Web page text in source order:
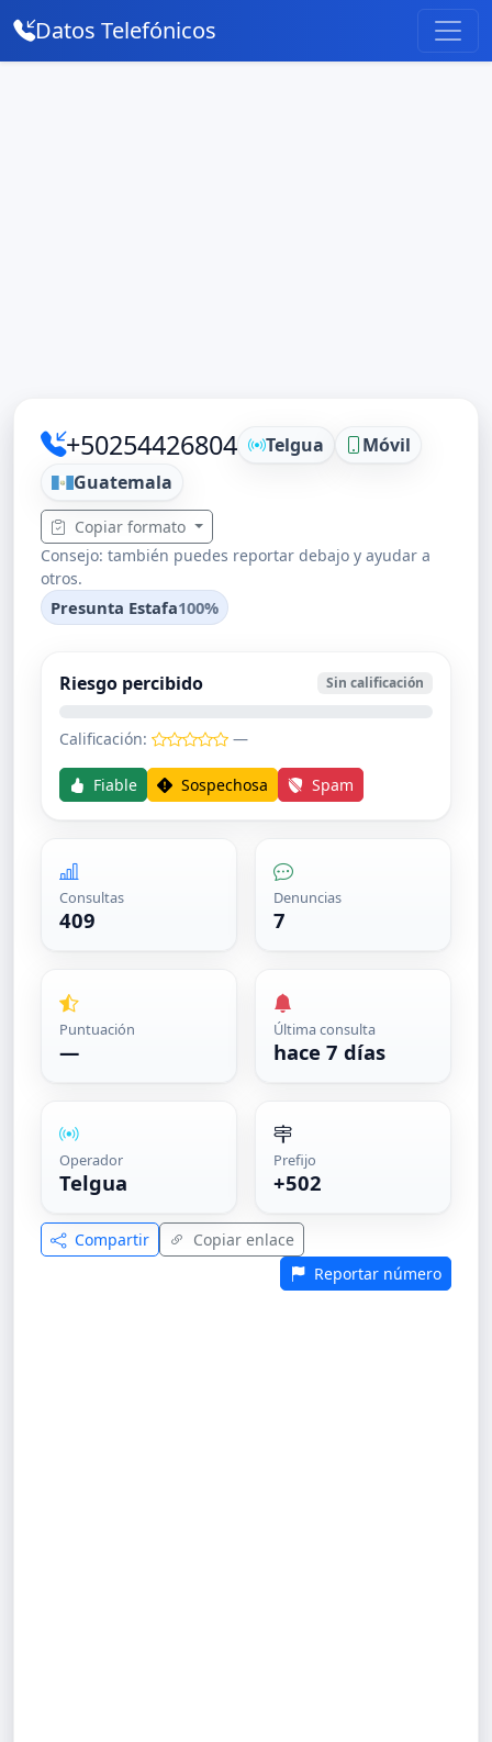
Datos Telefónicos
+50254426804 Telgua
Móvil
Guatemala
Copiar formato
Consejo: también puedes reportar debajo y ayudar a
otros.
Presunta Estafa100%
Riesgo percibido Sin calificación
Calificación: —
Fiable Sospechosa Spam
Consultas
409
Denuncias
7
Puntuación
—
Última consulta
hace 7 días
Operador
Telgua
Prefijo
+502
Compartir
Copiar enlace
Reportar número